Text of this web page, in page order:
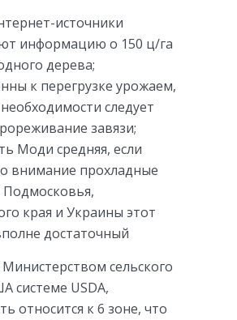
источники
информацию о 150 ц/га
дерева;
к перегрузке урожаем,
следует
завязи;
Моди средняя, если
внимание прохладные
края и Украины этот
достаточный
сельского
системе USDA,
относится к 6 зоне, что